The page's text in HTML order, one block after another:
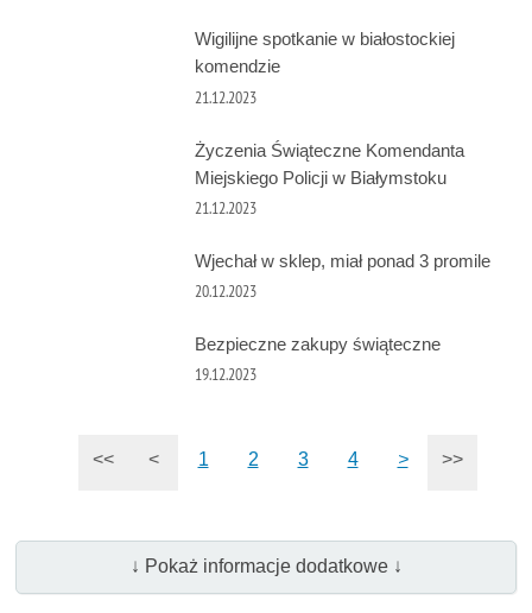
Wigilijne spotkanie w białostockiej
komendzie
21.12.2023
Życzenia Świąteczne Komendanta
Miejskiego Policji w Białymstoku
21.12.2023
Wjechał w sklep, miał ponad 3 promile
20.12.2023
Bezpieczne zakupy świąteczne
19.12.2023
<< < 1 2 3 4 > >>
↓ Pokaż informacje dodatkowe ↓